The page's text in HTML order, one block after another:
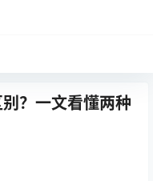
？一文看懂两种